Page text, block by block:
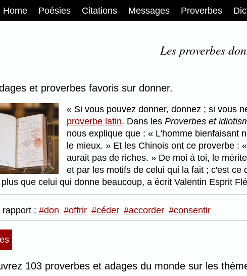
Home Poésies Citations Messages Proverbes
Les proverbes
et proverbes favoris sur donner.
Si vous pouvez donner, donnez ; si vous
proverbe latin. Dans les Proverbes et
nous explique que :
L'homme bienfaisant
le mieux.
Et les Chinois ont ce proverbe :
aurait pas de riches.
De moi à toi, le
et par les motifs de celui qui la fait ; c'est
que celui qui donne beaucoup, a écrit Valentin Esprit
: #don #offrir #céder #accorder #consentir
103 proverbes et adages du monde sur les